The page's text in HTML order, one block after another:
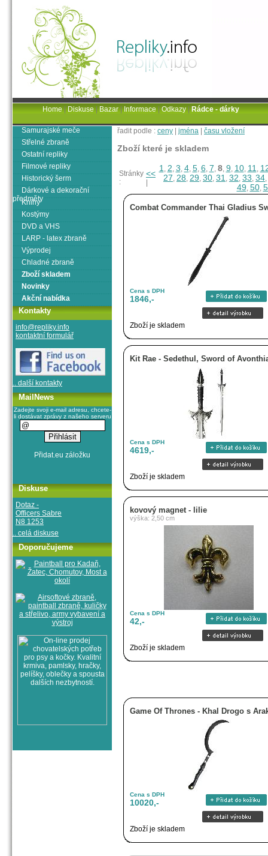
řadit podle : ceny jména času vložení
Zboží které je skladem
Stránky
:
<<
1, 2, 3, 4, 5, 6, 7, 8, 9, 10, 11,
27, 28, 29, 30, 31 , 32, 33, 34,
49, 50,
Combat Commander Thai Gladius
Cena s DPH
1846,-
Zboží je skladem
Kit Rae - Sedethul, Sword of
Cena s DPH
4619,-
Zboží je skladem
kovový magnet - lilie
výška: 2,50 cm
Cena s DPH
42,-
Zboží je skladem
Game Of Thrones - Khal Drogo s
Cena s DPH
10020,-
Zboží je skladem
Samurajské meče
Střelné zbraně
Ostatní repliky
Filmové repliky
Historický šerm
Dárkové a dekorační
předměty
Knihy
Kostýmy
DVD a VHS
LARP - latex zbraně
Výprodej
Chladné zbraně
Zboží skladem
Novinky
Akční nabídka
Kontakty
info@repliky.info
kontaktní formulář
.. další kontakty
MailNews
Zadejte svoji e-mail adresu, chcete-
li dostávat zprávy z našeho serveru
Diskuse
Dotaz -
Officers Sabre
N8 1253
.. celá diskuse
Doporučujeme
Home|Diskuse|Bazar|Informace|Odkazy|Rádce - dárky